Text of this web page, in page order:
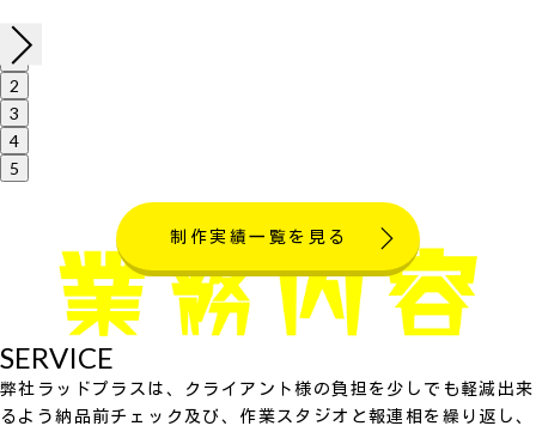
1
2
3
4
5
制作実績一覧を見る
SERVICE
弊社ラッドプラスは、クライアント様の負担を少しでも軽減出来
るよう納品前チェック及び、作業スタジオと報連相を繰り返し、